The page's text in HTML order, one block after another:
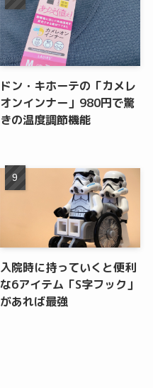
ドン・キホーテの「カメレ
オンインナー」980円で驚
きの温度調節機能
入院時に持っていくと便利
な6アイテム「S字フック」
があれば最強